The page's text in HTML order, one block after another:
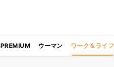
PREMIUM ウーマン ワーク＆ライフ